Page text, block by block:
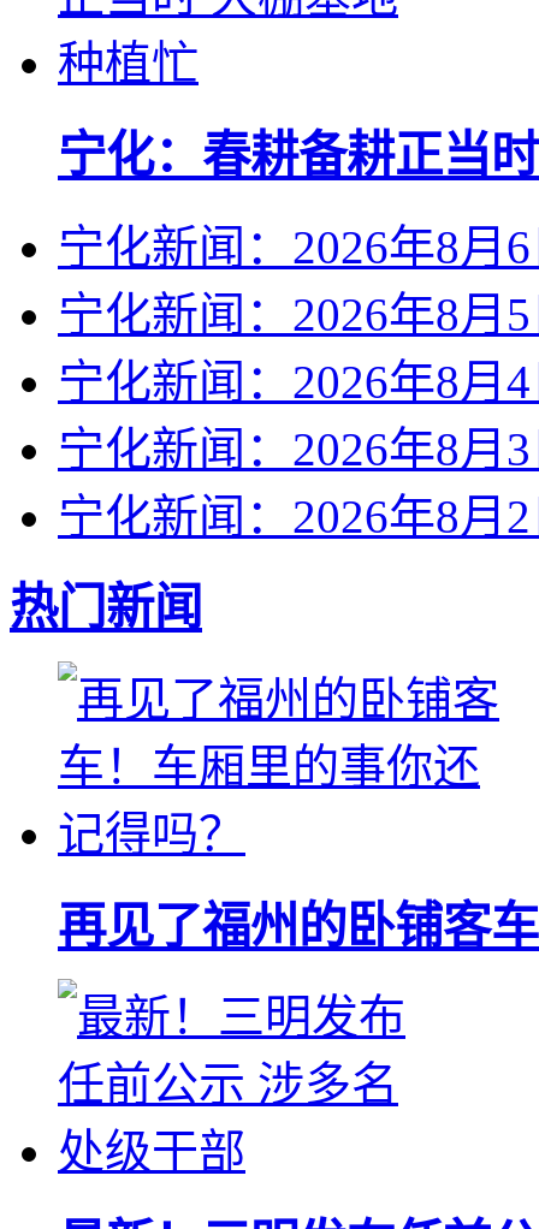
宁化：春耕备耕正当
宁化新闻：2026年8月
宁化新闻：2026年8月
宁化新闻：2026年8月
宁化新闻：2026年8月
宁化新闻：2026年8月
热门新闻
再见了福州的卧铺客